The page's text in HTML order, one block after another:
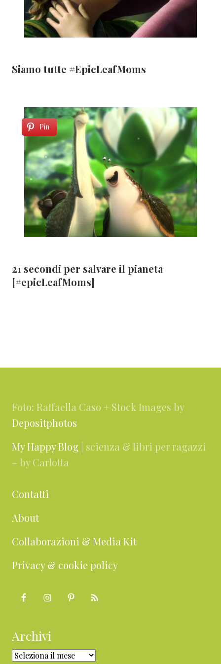
Siamo tutte #EpicLeafMoms
Pin
21 secondi per salvare il pianeta
[#epicLeafMoms]
Foto: Raffaella Caso + Stock Images by
Depositphotos
My Happy Blog | scienza & libri per ragazzi
– by Carlotta
Contatti
About
Collaborazioni & Media Kit
Privacy & cookie policy
Archivi
Archivi